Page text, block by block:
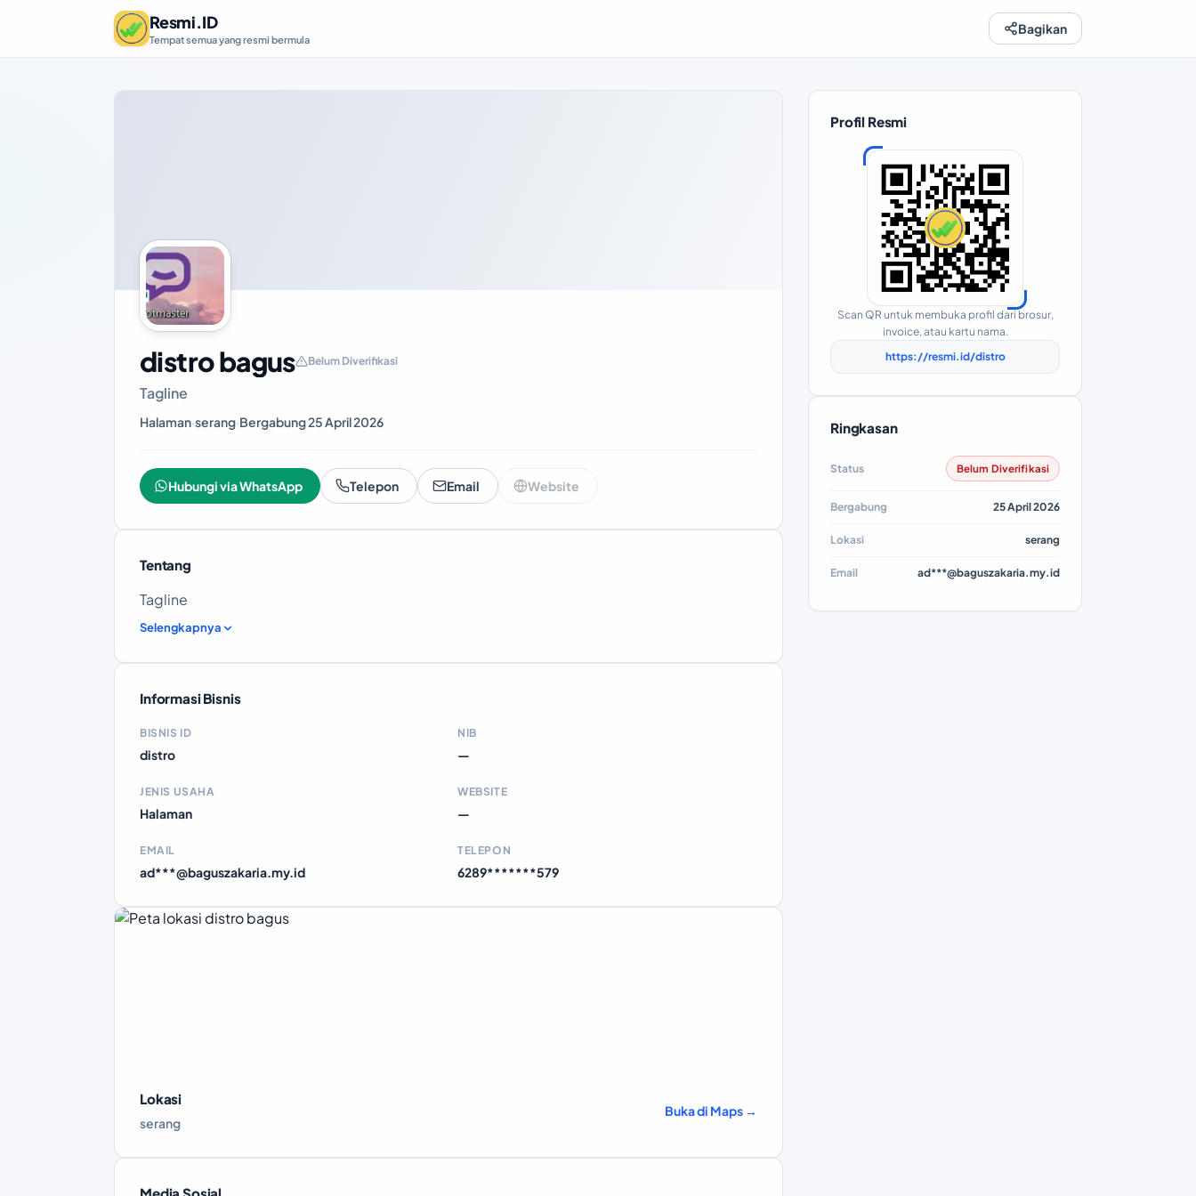
Resmi.ID
Tempat semua yang resmi bermula
Bagikan
distro bagus Belum Diverifikasi
Tagline
Halaman·serang·Bergabung 25 April 2026
Hubungi via WhatsApp Telepon Email Website
Tentang
Tagline
Selengkapnya
Informasi Bisnis
BISNIS ID
distro
NIB
—
JENIS USAHA
Halaman
WEBSITE
—
EMAIL
ad***@baguszakaria.my.id
TELEPON
6289*******579
Lokasi
serang
Buka di Maps →
Profil Resmi
Scan QR untuk membuka profil dari brosur,
invoice, atau kartu nama.
https://resmi.id/distro
Ringkasan
Status Belum Diverifikasi
Bergabung 25 April 2026
Lokasi serang
Email ad***@baguszakaria.my.id